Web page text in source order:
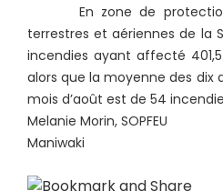
En zone de protection
terrestres et aériennes de la
incendies ayant affecté
alors que la moyenne des dix
mois d’août est de 54
Melanie Morin, SOPFEU
Maniwaki